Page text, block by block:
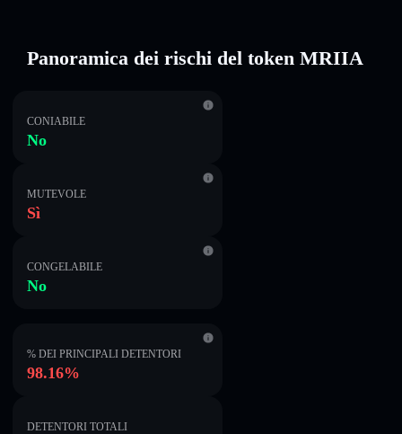
Panoramica dei rischi del token MRIIA
CONIABILE
No
MUTEVOLE
Sì
CONGELABILE
No
% DEI PRINCIPALI DETENTORI
98.16%
DETENTORI TOTALI